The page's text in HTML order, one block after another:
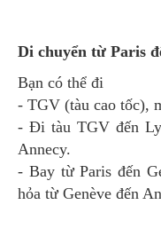
Di chuyển từ Paris
Bạn có thể đi
- TGV (tàu cao tốc),
- Đi tàu TGV đến
Annecy.
- Bay từ Paris đến
hỏa từ Genève đến